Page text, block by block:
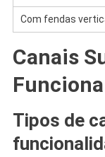
Com fendas
Canais
Tipos de